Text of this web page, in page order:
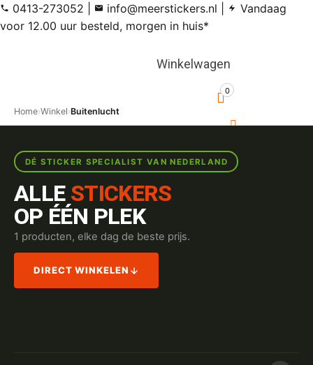
0413-273052 info@meerstickers.nl
Vandaag
voor 12.00 uur besteld, morgen in huis*
Winkelwagen
0
Home›Winkel›Buitenlucht
DÉ STICKER SPECIALIST VAN NEDERLAND
ALLE STICKERS
OP ÉÉN PLEK
1 producten, elke dag de beste prijs.
DIRECT WINKELEN